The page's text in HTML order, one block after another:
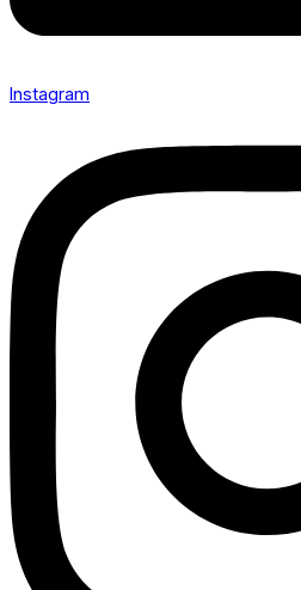
Instagram